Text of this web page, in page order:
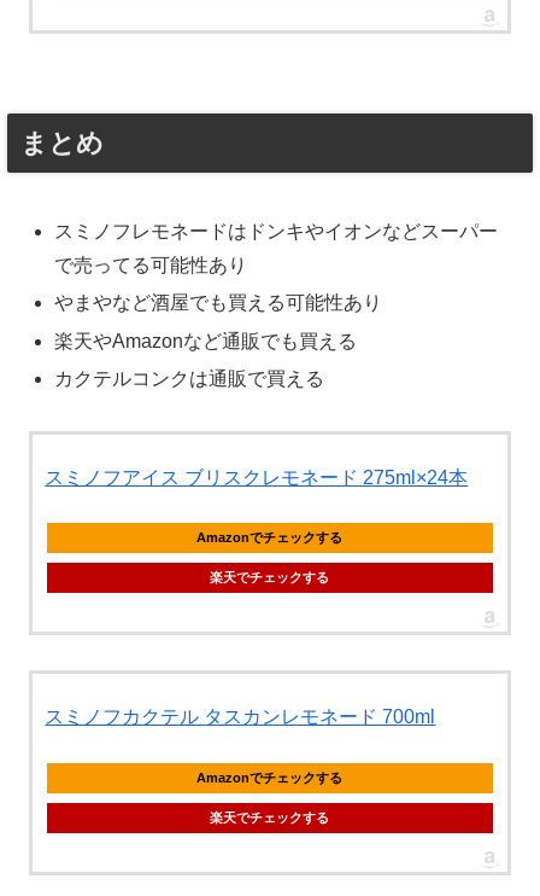
まとめ
スミノフレモネードはドンキやイオンなどスーパー
で売ってる可能性あり
やまやなど酒屋でも買える可能性あり
楽天やAmazonなど通販でも買える
カクテルコンクは通販で買える
スミノフアイス ブリスクレモネード 275ml×24本
Amazonでチェックする
楽天でチェックする
スミノフカクテル タスカンレモネード 700ml
Amazonでチェックする
楽天でチェックする